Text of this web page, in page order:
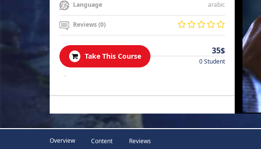
Language arabic
Reviews (0)
Take This Course
35$
0 Student
.
Overview Content Reviews